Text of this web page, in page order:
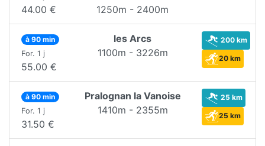
44.00 €
1250m - 2400m
à 90 min
For. 1 j
55.00 €
les Arcs
1100m - 3226m
200 km
20 km
à 90 min
For. 1 j
31.50 €
Pralognan la Vanoise
1410m - 2355m
25 km
25 km